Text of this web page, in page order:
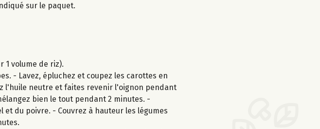
sur le paquet.
1 volume de riz).
- Lavez, épluchez et coupez les carottes en
l'huile neutre et faites revenir l'oignon pendant
bien le tout pendant 2 minutes. -
du poivre. - Couvrez à hauteur les légumes